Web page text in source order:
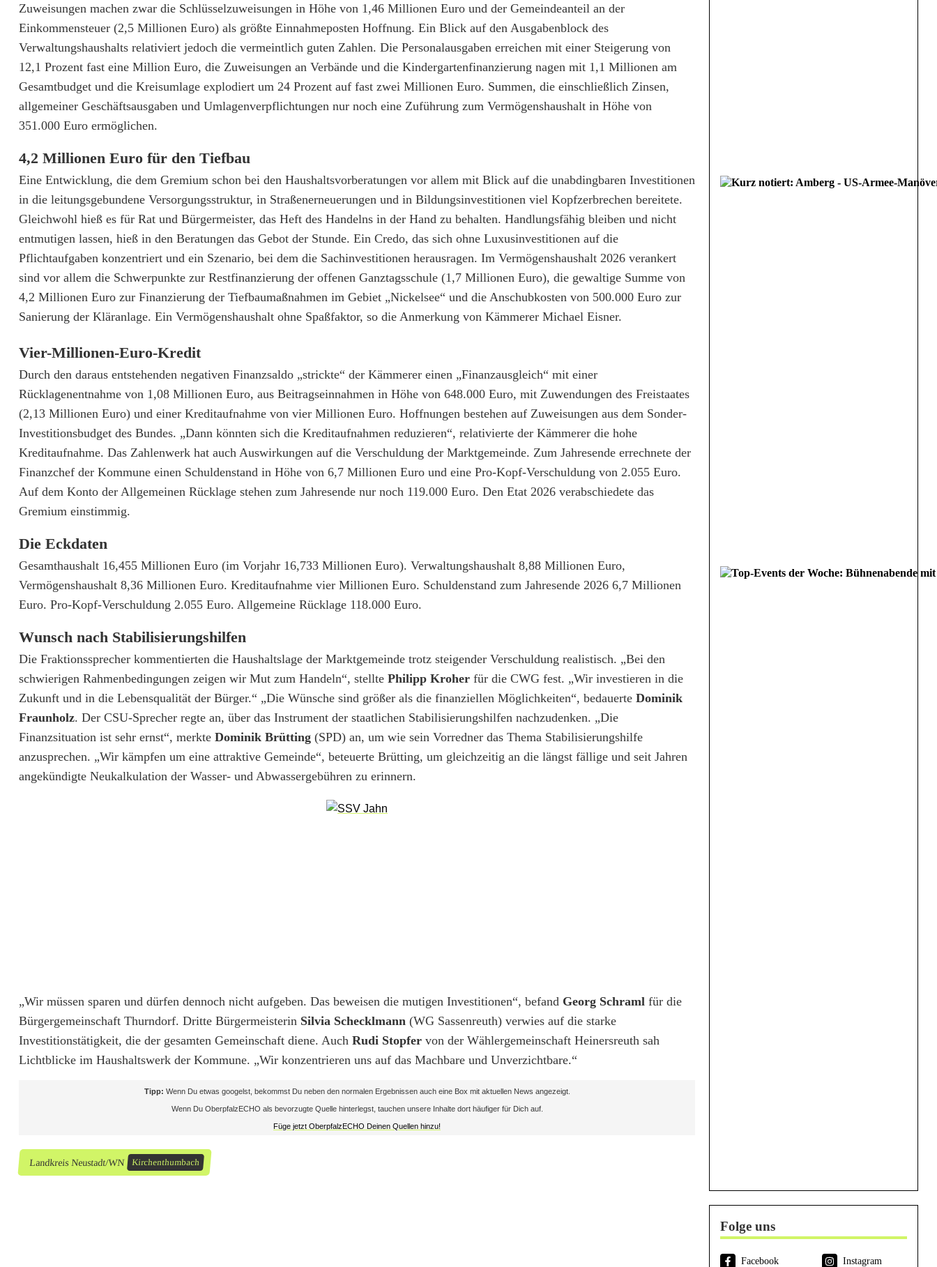
e
i
n
d
e
a
t
b
e
s
c
l
i
e
ß
t
v
i
e
r
-
i
l
l
i
o
n
t
i
r
c
Zuweisungen machen zwar die Schlüsselzuweisungen in Höhe von 1,46 Millionen Euro und der Gemeindeanteil an der
Einkommensteuer (2,5 Millionen Euro) als größte Einnahmeposten Hoffnung. Ein Blick auf den Ausgabenblock des
Verwaltungshaushalts relativiert jedoch die vermeintlich guten Zahlen. Die Personalausgaben erreichen mit einer Steigerung von
12,1 Prozent fast eine Million Euro, die Zuweisungen an Verbände und die Kindergartenfinanzierung nagen mit 1,1 Millionen am
Gesamtbudget und die Kreisumlage explodiert um 24 Prozent auf fast zwei Millionen Euro. Summen, die einschließlich Zinsen,
allgemeiner Geschäftsausgaben und Umlagenverpflichtungen nur noch eine Zuführung zum Vermögenshaushalt in Höhe von
351.000 Euro ermöglichen.
4,2 Millionen Euro für den Tiefbau
Eine Entwicklung, die dem Gremium schon bei den Haushaltsvorberatungen vor allem mit Blick auf die unabdingbaren Investitionen
in die leitungsgebundene Versorgungsstruktur, in Straßenerneuerungen und in Bildungsinvestitionen viel Kopfzerbrechen bereitete.
Gleichwohl hieß es für Rat und Bürgermeister, das Heft des Handelns in der Hand zu behalten. Handlungsfähig bleiben und nicht
entmutigen lassen, hieß in den Beratungen das Gebot der Stunde. Ein Credo, das sich ohne Luxusinvestitionen auf die
Pflichtaufgaben konzentriert und ein Szenario, bei dem die Sachinvestitionen herausragen. Im Vermögenshaushalt 2026 verankert
sind vor allem die Schwerpunkte zur Restfinanzierung der offenen Ganztagsschule (1,7 Millionen Euro), die gewaltige Summe von
4,2 Millionen Euro zur Finanzierung der Tiefbaumaßnahmen im Gebiet „Nickelsee“ und die Anschubkosten von 500.000 Euro zur
Sanierung der Kläranlage. Ein Vermögenshaushalt ohne Spaßfaktor, so die Anmerkung von Kämmerer Michael Eisner.
Vier-Millionen-Euro-Kredit
Durch den daraus entstehenden negativen Finanzsaldo „strickte“ der Kämmerer einen „Finanzausgleich“ mit einer
Rücklagenentnahme von 1,08 Millionen Euro, aus Beitragseinnahmen in Höhe von 648.000 Euro, mit Zuwendungen des Freistaates
(2,13 Millionen Euro) und einer Kreditaufnahme von vier Millionen Euro. Hoffnungen bestehen auf Zuweisungen aus dem Sonder-
Investitionsbudget des Bundes. „Dann könnten sich die Kreditaufnahmen reduzieren“, relativierte der Kämmerer die hohe
Kreditaufnahme. Das Zahlenwerk hat auch Auswirkungen auf die Verschuldung der Marktgemeinde. Zum Jahresende errechnete der
Finanzchef der Kommune einen Schuldenstand in Höhe von 6,7 Millionen Euro und eine Pro-Kopf-Verschuldung von 2.055 Euro.
Auf dem Konto der Allgemeinen Rücklage stehen zum Jahresende nur noch 119.000 Euro. Den Etat 2026 verabschiedete das
Gremium einstimmig.
Die Eckdaten
Gesamthaushalt 16,455 Millionen Euro (im Vorjahr 16,733 Millionen Euro). Verwaltungshaushalt 8,88 Millionen Euro,
Vermögenshaushalt 8,36 Millionen Euro. Kreditaufnahme vier Millionen Euro. Schuldenstand zum Jahresende 2026 6,7 Millionen
Euro. Pro-Kopf-Verschuldung 2.055 Euro. Allgemeine Rücklage 118.000 Euro.
Wunsch nach Stabilisierungshilfen
Die Fraktionssprecher kommentierten die Haushaltslage der Marktgemeinde trotz steigender Verschuldung realistisch. „Bei den
schwierigen Rahmenbedingungen zeigen wir Mut zum Handeln“, stellte Philipp Kroher für die CWG fest. „Wir investieren in die
Zukunft und in die Lebensqualität der Bürger.“ „Die Wünsche sind größer als die finanziellen Möglichkeiten“, bedauerte Dominik
Fraunholz. Der CSU-Sprecher regte an, über das Instrument der staatlichen Stabilisierungshilfen nachzudenken. „Die
Finanzsituation ist sehr ernst“, merkte Dominik Brütting (SPD) an, um wie sein Vorredner das Thema Stabilisierungshilfe
anzusprechen. „Wir kämpfen um eine attraktive Gemeinde“, beteuerte Brütting, um gleichzeitig an die längst fällige und seit Jahren
angekündigte Neukalkulation der Wasser- und Abwassergebühren zu erinnern.
„Wir müssen sparen und dürfen dennoch nicht aufgeben. Das beweisen die mutigen Investitionen“, befand Georg Schraml für die
Bürgergemeinschaft Thurndorf. Dritte Bürgermeisterin Silvia Schecklmann (WG Sassenreuth) verwies auf die starke
Investitionstätigkeit, die der gesamten Gemeinschaft diene. Auch Rudi Stopfer von der Wählergemeinschaft Heinersreuth sah
Lichtblicke im Haushaltswerk der Kommune. „Wir konzentrieren uns auf das Machbare und Unverzichtbare.“
Tipp: Wenn Du etwas googelst, bekommst Du neben den normalen Ergebnissen auch eine Box mit aktuellen News angezeigt.
Wenn Du OberpfalzECHO als bevorzugte Quelle hinterlegst, tauchen unsere Inhalte dort häufiger für Dich auf.
Füge jetzt OberpfalzECHO Deinen Quellen hinzu!
Landkreis Neustadt/WN Kirchenthumbach
Folge uns
Facebook Instagram